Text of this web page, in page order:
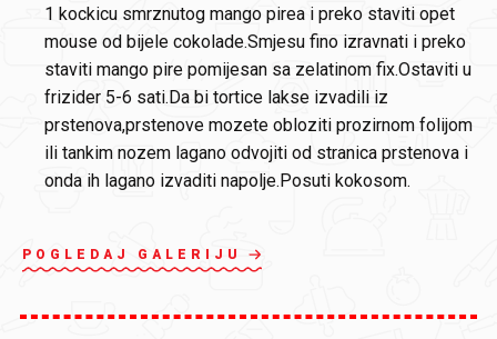
1 kockicu smrznutog mango pirea i preko staviti opet
mouse od bijele cokolade.Smjesu fino izravnati i preko
staviti mango pire pomijesan sa zelatinom fix.Ostaviti u
frizider 5-6 sati.Da bi tortice lakse izvadili iz
prstenova,prstenove mozete obloziti prozirnom folijom
ili tankim nozem lagano odvojiti od stranica prstenova i
onda ih lagano izvaditi napolje.Posuti kokosom.
POGLEDAJ GALERIJU